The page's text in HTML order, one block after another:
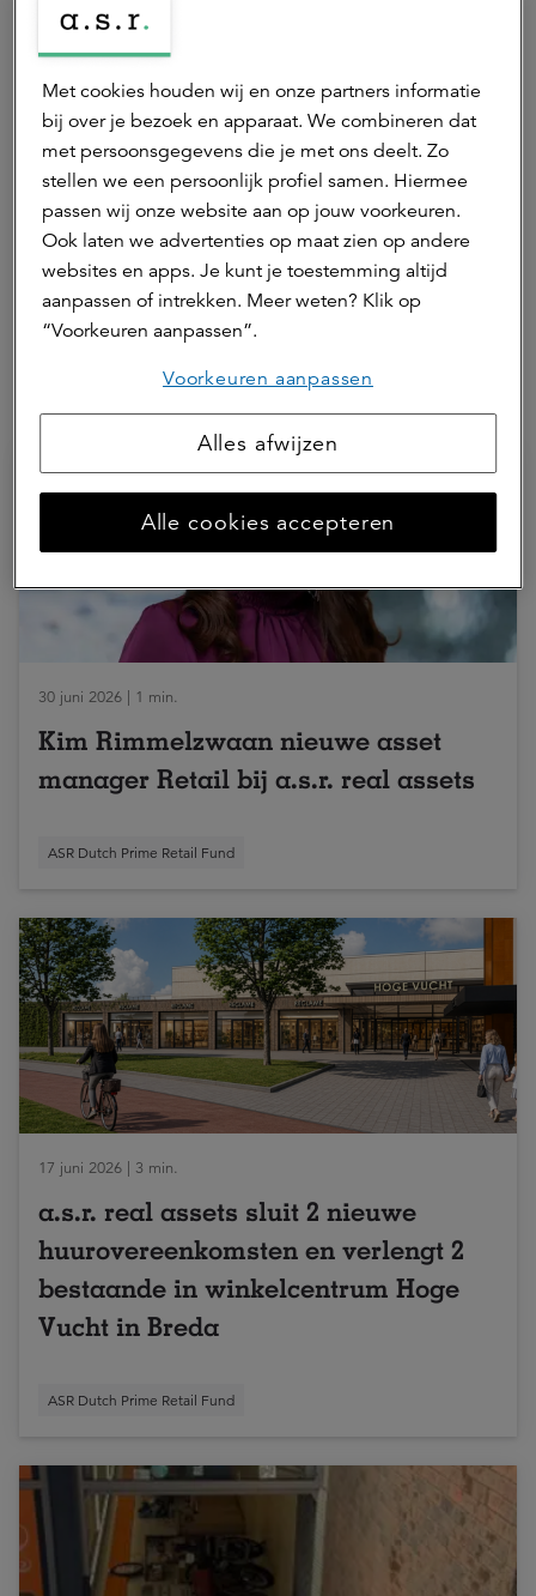
Neem contact op
Patrick de Baat
duurzaamheidsmanager
Patrick is werkzaam als duurzaamheidsmanager bij
a.s.r. real assets.
Neem contact op
Hierna lezen
30 juni 2026 | 1 min.
Kim Rimmelzwaan nieuwe asset
manager Retail bij a.s.r. real assets
ASR Dutch Prime Retail Fund
17 juni 2026 | 3 min.
a.s.r. real assets sluit 2 nieuwe
huurovereenkomsten en verlengt 2
bestaande in winkelcentrum Hoge
Vucht in Breda
ASR Dutch Prime Retail Fund
Met cookies houden wij en onze partners informatie
bij over je bezoek en apparaat. We combineren dat
met persoonsgegevens die je met ons deelt. Zo
stellen we een persoonlijk profiel samen. Hiermee
passen wij onze website aan op jouw voorkeuren.
Ook laten we advertenties op maat zien op andere
websites en apps. Je kunt je toestemming altijd
aanpassen of intrekken. Meer weten? Klik op
“Voorkeuren aanpassen”.
Voorkeuren aanpassen
Alles afwijzen
Alle cookies accepteren